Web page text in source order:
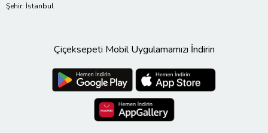
Şehir: İstanbul
Çiçeksepeti Mobil Uygulamamızı İndirin